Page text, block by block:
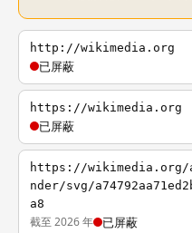
http://wikimedia.org
已屏蔽
https://wikimedia.org
已屏蔽
https://wikimedia.org/
nder/svg/
a8
截至 2026 年 已屏蔽